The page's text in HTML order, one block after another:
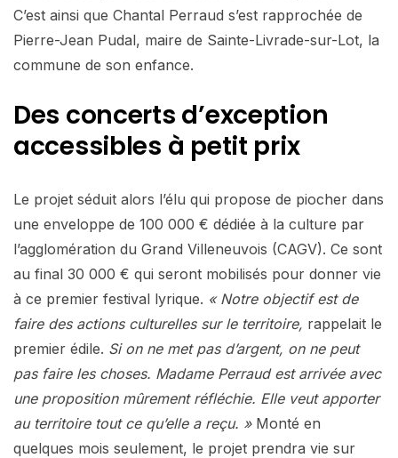
C’est ainsi que Chantal Perraud s’est rapprochée de
Pierre-Jean Pudal, maire de Sainte-Livrade-sur-Lot, la
commune de son enfance.
Des concerts d’exception
accessibles à petit prix
Le projet séduit alors l’élu qui propose de piocher dans
une enveloppe de 100 000 € dédiée à la culture par
l’agglomération du Grand Villeneuvois (CAGV). Ce sont
au final 30 000 € qui seront mobilisés pour donner vie
à ce premier festival lyrique. « Notre objectif est de
faire des actions culturelles sur le territoire, rappelait le
premier édile. Si on ne met pas d’argent, on ne peut
pas faire les choses. Madame Perraud est arrivée avec
une proposition mûrement réfléchie. Elle veut apporter
au territoire tout ce qu’elle a reçu. »Monté en
quelques mois seulement, le projet prendra vie sur